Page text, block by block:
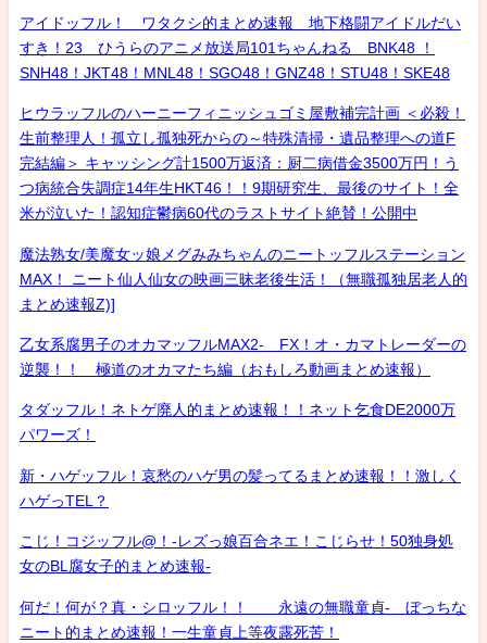
アイドッフル！ ワタクシ的まとめ速報 地下格闘アイドルだい
すき！23 ひうらのアニメ放送局101ちゃんねる BNK48 ！
SNH48！JKT48！MNL48！SGO48！GNZ48！STU48！SKE48
ヒウラッフルのハーニーフィニッシュゴミ屋敷補完計画 ＜必殺！
生前整理人！孤立し孤独死からの～特殊清掃・遺品整理への道F
完結編＞ キャッシング計1500万返済：厨二病借金3500万円！う
つ病統合失調症14年生HKT46！！9期研究生、最後のサイト！全
米が泣いた！認知症鬱病60代のラストサイト絶賛！公開中
魔法熟女/美魔女ッ娘メグみみちゃんのニートッフルステーション
MAX！ ニート仙人仙女の映画三昧老後生活！（無職孤独居老人的
まとめ速報Z)]
乙女系腐男子のオカマッフルMAX2- FX！オ・カマトレーダーの
逆襲！！ 極道のオカマたち編（おもしろ動画まとめ速報）
タダッフル！ネトゲ廃人的まとめ速報！！ネット乞食DE2000万
パワーズ！
新・ハゲッフル！哀愁のハゲ男の髪ってるまとめ速報！！激しく
ハゲっTEL？
こじ！コジッフル@！-レズっ娘百合ネエ！こじらせ！50独身処
女のBL腐女子的まとめ速報-
何だ！何が？真・シロッフル！！ 永遠の無職童貞- ぼっちな
ニート的まとめ速報！一生童貞上等夜露死苦！